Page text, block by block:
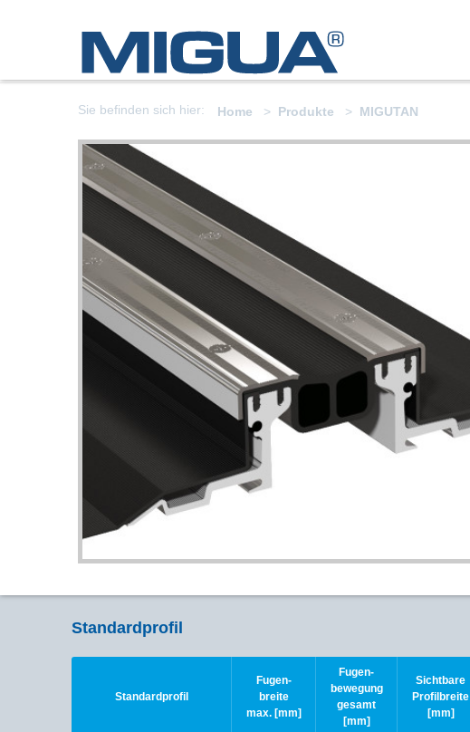
Sie befinden sich hier: Home Produkte MIGUTAN
Standardprofil
Standardprofil
Fugen-
breite
max. [mm]
Fugen-
bewegung
gesamt
[mm]
Sichtbare
Profilbreite
[mm]